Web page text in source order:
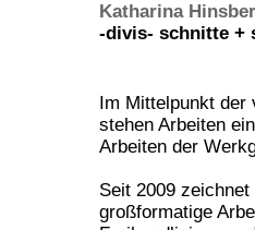
Katharina
-divis- schnitte +
Im Mittelpunkt der
stehen Arbeiten
Arbeiten der
Seit 2009
großformatige